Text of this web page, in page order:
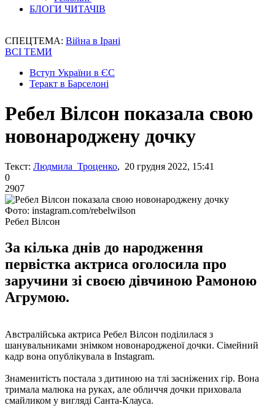
БЛОГИ ЧИТАЧІВ
СПЕЦТЕМА: Війна в Ірані
ВСІ ТЕМИ
Вступ України в ЄС
Теракт в Барселоні
Ребел Вілсон показала свою
новонароджену дочку
Текст: Людмила Троценко, 20 грудня 2022, 15:41
0
2907
Фото: instagram.com/rebelwilson
Ребел Вілсон
За кілька днів до народження
первістка актриса оголосила про
заручини зі своєю дівчиною Рамоною
Агрумою.
Австралійська актриса Ребел Вілсон поділилася з
шанувальниками знімком новонародженої дочки. Сімейний
кадр вона опублікувала в Instagram.
Знаменитість постала з дитиною на тлі засніжених гір. Вона
тримала малюка на руках, але обличчя дочки приховала
смайликом у вигляді Санта-Клауса.